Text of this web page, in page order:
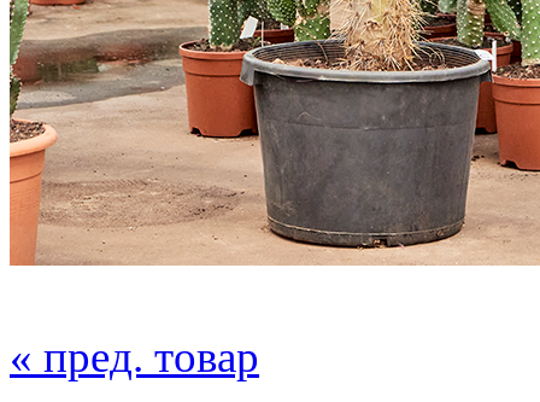
« пред. товар